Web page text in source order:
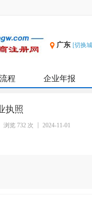
广东 [切换
程 企业年报
执照
浏览 732 次 2024-11-01